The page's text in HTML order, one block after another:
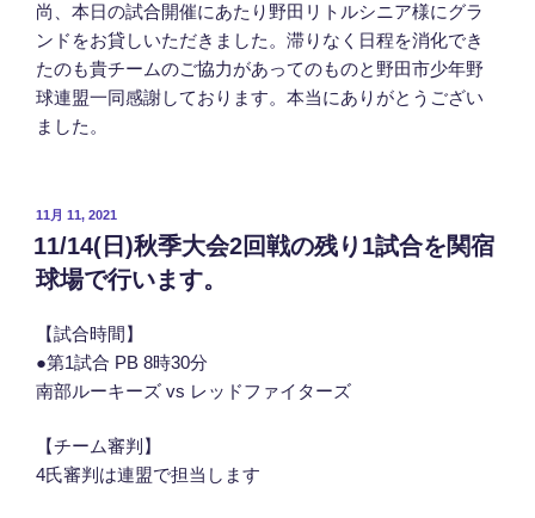
尚、本日の試合開催にあたり野田リトルシニア様にグラ
ンドをお貸しいただきました。滞りなく日程を消化でき
たのも貴チームのご協力があってのものと野田市少年野
球連盟一同感謝しております。本当にありがとうござい
ました。
投
稿
日:
11月 11, 2021
11/14(日)秋季大会2回戦の残り1試合を関宿
球場で行います。
【試合時間】
●第1試合 PB 8時30分
南部ルーキーズ vs レッドファイターズ
【チーム審判】
4氏審判は連盟で担当します